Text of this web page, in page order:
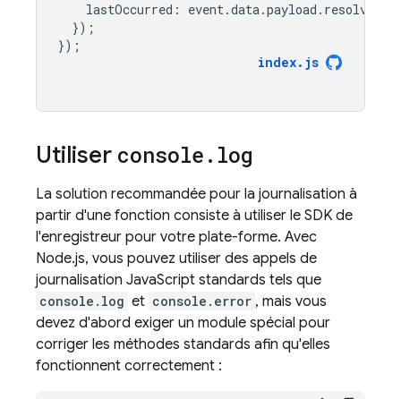
lastOccurred : event.data.payload .
});
});
index. js
Utiliser console. log
La solution recommandée pour la journalisation à
partir d'une fonction consiste à utiliser le SDK de
l'enregistreur pour votre plate-forme. Avec
Node.js, vous pouvez utiliser des appels de
journalisation JavaScript standards tels que
console.log et console.error , mais vous
devez d'abord exiger un module spécial pour
corriger les méthodes standards afin qu'elles
fonctionnent correctement :